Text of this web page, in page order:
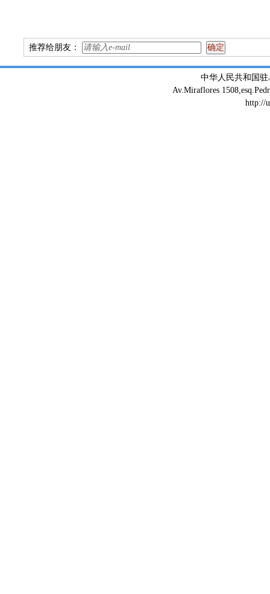
推荐给朋友：
中华人民共和国
Av.Miraflores
http://